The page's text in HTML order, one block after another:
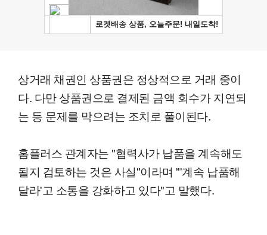
상거래 채권인 상품권은 정상적으로 거래 중이
다. 다만 상품권으로 결제된 금액 회수가 지연되
는 등 문제를 막으려는 조치로 풀이된다.
홈플러스 관계자는 "협력사가 납품을 계속해도
될지 검토하는 것은 사실"이라며 "'계속 납품해
달라'고 소통을 강화하고 있다"고 말했다.